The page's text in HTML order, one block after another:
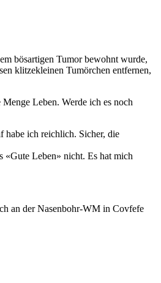
bösartigen Tumor bewohnt wurde,
klitzekleinen Tumörchen entfernen,
Leben. Werde ich es noch
habe ich reichlich. Sicher, die
«Gute Leben» nicht. Es hat mich
an der Nasenbohr-WM in Covfefe